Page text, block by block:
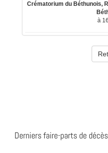
Derniers faire-parts de décès